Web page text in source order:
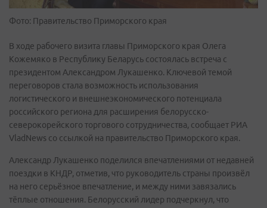
Фото: Правительство Приморского края
В ходе рабочего визита главы Приморского края Олега
Кожемяко в Республику Беларусь состоялась встреча с
президентом Александром Лукашенко. Ключевой темой
переговоров стала возможность использования
логистического и внешнеэкономического потенциала
российского региона для расширения белорусско-
северокорейского торгового сотрудничества, сообщает РИА
VladNews со ссылкой на правительство Приморского края.
Александр Лукашенко поделился впечатлениями от недавней
поездки в КНДР, отметив, что руководитель страны произвёл
на него серьёзное впечатление, и между ними завязались
тёплые отношения. Белорусский лидер подчеркнул, что